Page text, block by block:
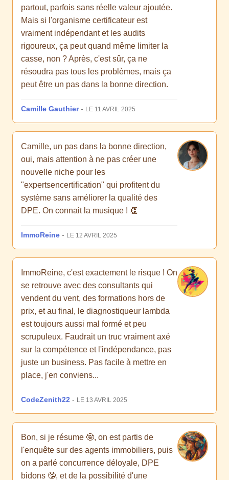
partout, parfois sans réelle valeur ajoutée.
Mais si l'organisme certificateur est
vraiment indépendant et les audits
rigoureux, ça peut quand même limiter la
casse, non ? Après, c'est sûr, ça ne
résoudra pas tous les problèmes, mais ça
peut être un pas dans la bonne direction.
Camille Gauthier- LE 11 AVRIL 2025
Camille, un pas dans la bonne direction,
oui, mais attention à ne pas créer une
nouvelle niche pour les
"expertsencertification" qui profitent du
système sans améliorer la qualité des
DPE. On connait la musique ! 👏
ImmoReine - LE 12 AVRIL 2025
ImmoReine, c'est exactement le risque ! On
se retrouve avec des consultants qui
vendent du vent, des formations hors de
prix, et au final, le diagnostiqueur lambda
est toujours aussi mal formé et peu
scrupuleux. Faudrait un truc vraiment axé
sur la compétence et l'indépendance, pas
juste un business. Pas facile à mettre en
place, j'en conviens...
CodeZenith22 - LE 13 AVRIL 2025
Bon, si je résume 🤓, on est partis de
l'enquête sur des agents immobiliers, puis
on a parlé concurrence déloyale, DPE
bidons 🤥, et de la possibilité d'une